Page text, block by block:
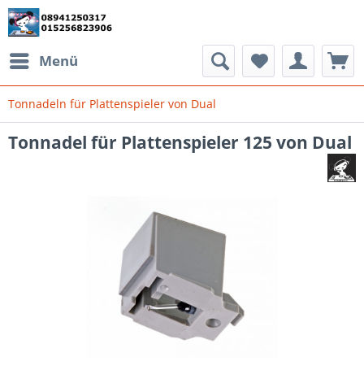
Menü
Tonnadeln für Plattenspieler von Dual
Tonnadel für Plattenspieler 125 von Dual